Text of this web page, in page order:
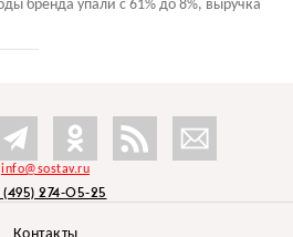
бренда упали с 61% до 8%, выручка
info@sostav.ru
(495) 274-05-25